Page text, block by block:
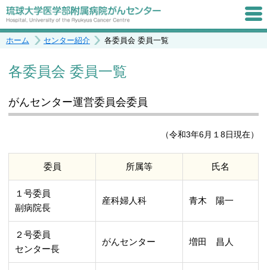
ホーム センター紹介 各委員会 委員一覧
各委員会 委員一覧
がんセンター運営委員会委員
（令和3年6月１8日現在）
委員 所属等 氏名
１号委員
副病院長
産科婦人科 青木 陽一
２号委員
センター長
がんセンター 増田 昌人